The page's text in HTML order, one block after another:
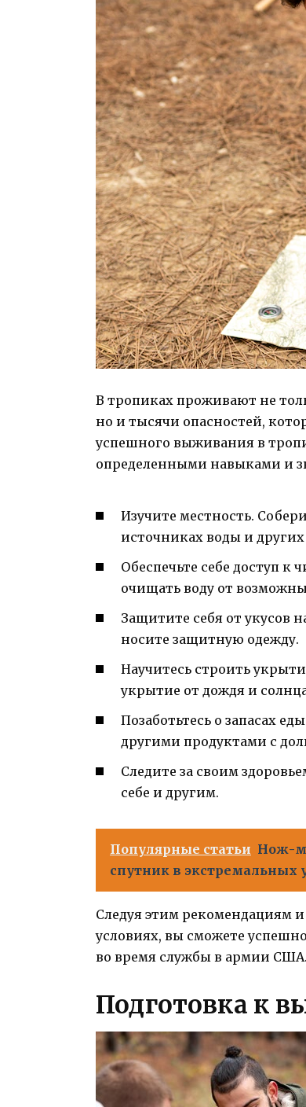
В тропиках проживают не
но и тысячи опасностей,
успешного выживания в
определенными навыками и
Изучите местность.
источниках воды и
Обеспечьте себе доступ к
очищать воду от
Защитите себя от укусов
носите защитную одежду.
Научитесь строить
укрытие от дождя и
Позаботьтесь о запасах
другими продуктами с
Следите за своим
себе и другим.
Популярные статьи Нож-
спутник в экстремальных
Следуя этим рекомендациям
условиях, вы сможете
во время службы в армии США.
Подготовка к